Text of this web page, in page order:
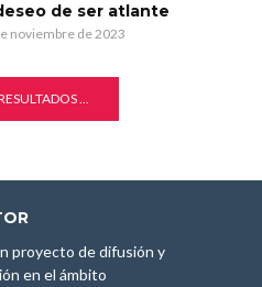
de ser atlante
noviembre de 2023
...
proyecto de difusión y
en el ámbito